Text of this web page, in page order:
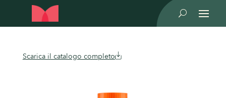
U
Scarica il catalogo completo